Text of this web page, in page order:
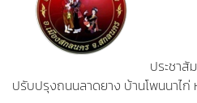
ประชาสั
ปรับปรุงถนนลาดยาง บ้านโพนนาไก่